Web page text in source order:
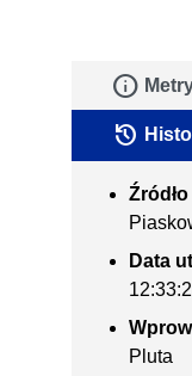
info
history
Data
Pluta